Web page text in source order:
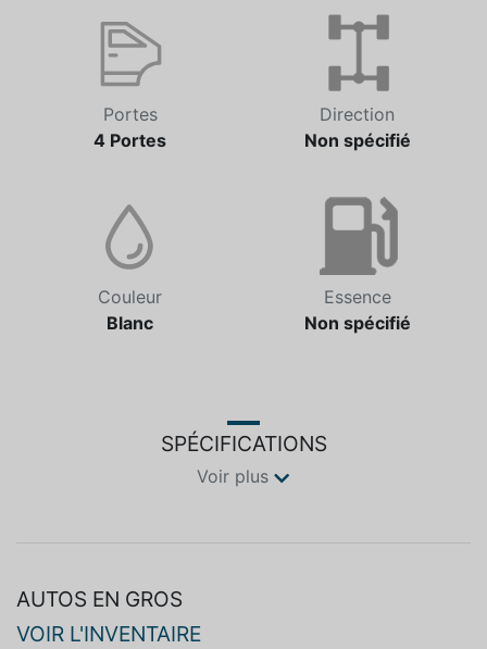
Portes
4 Portes
Direction
Non spécifié
Couleur
Blanc
Essence
Non spécifié
SPÉCIFICATIONS
Voir plus
AUTOS EN GROS
VOIR L'INVENTAIRE